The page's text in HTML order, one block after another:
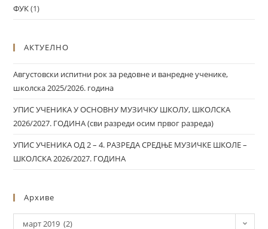
ФУК(1)
АКТУЕЛНО
Августовски испитни рок за редовне и ванредне ученике,
школска 2025/2026. година
УПИС УЧЕНИКА У ОСНОВНУ МУЗИЧКУ ШКОЛУ, ШКОЛСКА
2026/2027. ГОДИНА (сви разреди осим првог разреда)
УПИС УЧЕНИКА ОД 2 – 4. РАЗРЕДА СРЕДЊЕ МУЗИЧКЕ ШКОЛЕ –
ШКОЛСКА 2026/2027. ГОДИНА
Архиве
март 2019 (2)